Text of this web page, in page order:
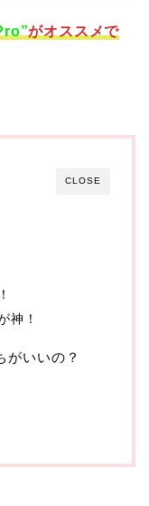
がオススメで
CLOSE
神！
がいいの？